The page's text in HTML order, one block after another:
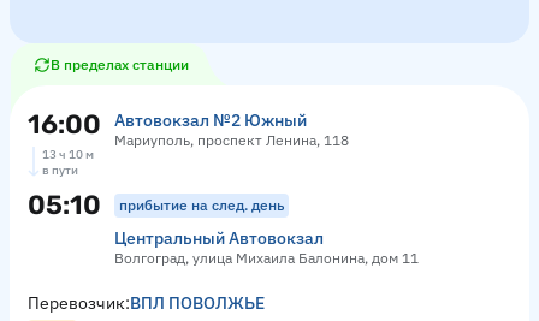
В пределах станции
16:00 Автовокзал №2 Южный
Мариуполь, проспект Ленина, 118
13 ч 10 м
в пути
05:10 прибытие на след. день
Центральный Автовокзал
Волгоград, улица Михаила Балонина, дом 11
Перевозчик:ВПЛ ПОВОЛЖЬЕ